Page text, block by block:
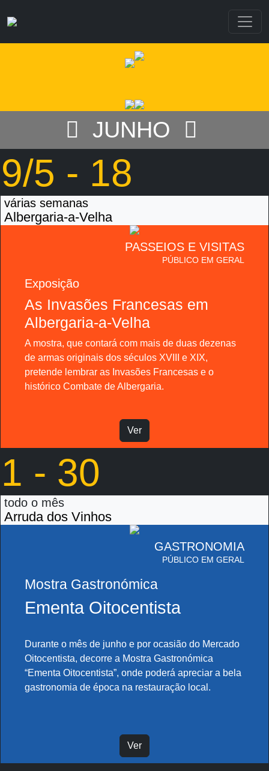
JUNHO
9/5 - 18
várias semanas
Albergaria-a-Velha
PASSEIOS E VISITAS
PÚBLICO EM GERAL
Exposição
As Invasões Francesas em
Albergaria-a-Velha
A mostra, que contará com mais de duas dezenas
de armas originais dos séculos XVIII e XIX,
pretende lembrar as Invasões Francesas e o
histórico Combate de Albergaria.
Ver
1 - 30
todo o mês
Arruda dos Vinhos
GASTRONOMIA
PÚBLICO EM GERAL
Mostra Gastronómica
Ementa Oitocentista
Durante o mês de junho e por ocasião do Mercado
Oitocentista, decorre a Mostra Gastronómica
“Ementa Oitocentista”, onde poderá apreciar a bela
gastronomia de época na restauração local.
Ver